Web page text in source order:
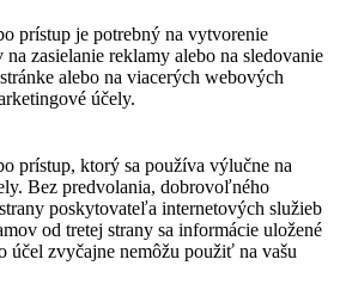
prístup je potrebný na vytvorenie
zasielanie reklamy alebo na sledovanie
alebo na viacerých webových
účely.
prístup, ktorý sa používa výlučne na
Bez predvolania, dobrovoľného
poskytovateľa internetových služieb
od tretej strany sa informácie uložené
účel zvyčajne nemôžu použiť na vašu